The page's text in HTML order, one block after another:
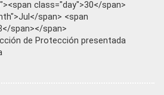
class="day">30</span>
span> <span
span></span>
de Protección presentada